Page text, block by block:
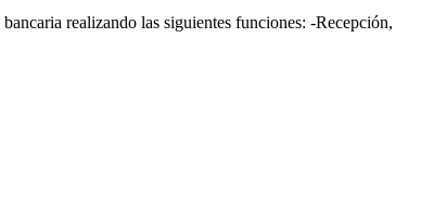
realizando las siguientes funciones: -Recepción,